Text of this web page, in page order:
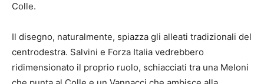
Colle.
Il disegno, naturalmente, spiazza gli alleati tradizionali del
centrodestra. Salvini e Forza Italia vedrebbero
ridimensionato il proprio ruolo, schiacciati tra una Meloni